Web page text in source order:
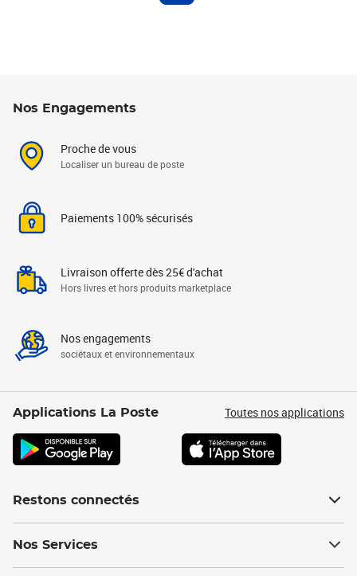
Nos Engagements
Proche de vous
Localiser un bureau de poste
Paiements 100% sécurisés
Livraison offerte dès 25€ d'achat
Hors livres et hors produits marketplace
Nos engagements
sociétaux et environnementaux
Applications La Poste Toutes nos applications
Restons connectés
Nos Services